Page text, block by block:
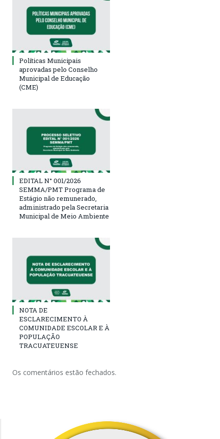
Políticas Municipais
aprovadas pelo Conselho
Municipal de Educação
(CME)
EDITAL N° 001/2026
SEMMA/PMT Programa de
Estágio não remunerado,
administrado pela Secretaria
Municipal de Meio Ambiente
NOTA DE
ESCLARECIMENTO À
COMUNIDADE ESCOLAR E À
POPULAÇÃO
TRACUATEUENSE
Os comentários estão fechados.